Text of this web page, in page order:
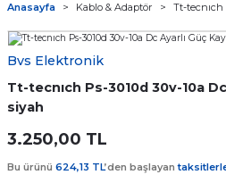
Anasayfa Kablo & Adaptör Tt-tecnıch
Bvs Elektronik
Tt-tecnıch Ps-3010d 30v-10a
siyah
3.250,00 TL
Bu ürünü 624,13 TL’den başlayan